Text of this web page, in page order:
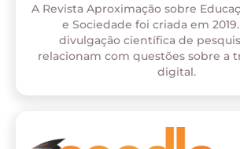
A Revista Aproximação sobre
e Sociedade foi criada em 2019.
divulgação científica de
relacionam com questões sobre a
digital.